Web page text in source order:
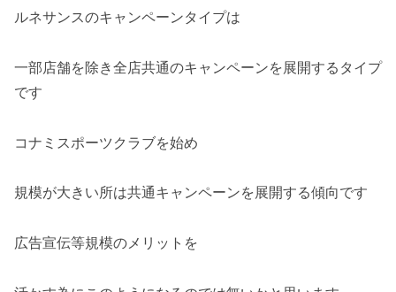
ルネサンスのキャンペーンタイプは
一部店舗を除き全店共通のキャンペーンを展開するタイプ
です
コナミスポーツクラブを始め
規模が大きい所は共通キャンペーンを展開する傾向です
広告宣伝等規模のメリットを